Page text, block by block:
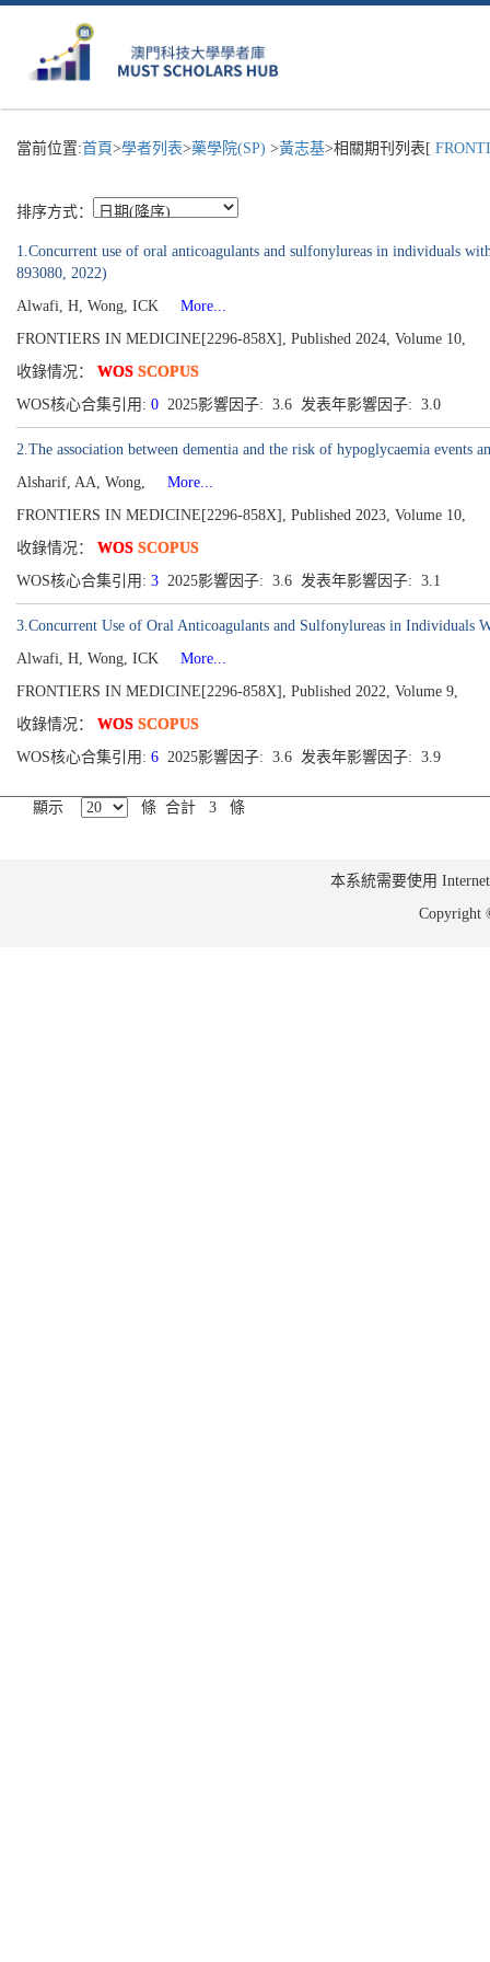
當前位置:首頁>學者列表>藥學院(SP) >黃志基>相關期刊列表[
排序方式：
1.Concurrent use of oral anticoagulants and sulfonylureas in individuals
893080, 2022)
Alwafi, H, Wong, ICK
More...
FRONTIERS IN MEDICINE[2296-858X], Published 2024, Volume 10,
收錄情况： WOS SCOPUS
WOS核心合集引用: 0 2025影響因子: 3.6 发表年影響因子: 3.0
2.The association between dementia and the risk of hypoglycaemia events
Alsharif, AA, Wong,
More...
FRONTIERS IN MEDICINE[2296-858X], Published 2023, Volume 10,
收錄情况： WOS SCOPUS
WOS核心合集引用: 3 2025影響因子: 3.6 发表年影響因子: 3.1
3.Concurrent Use of Oral Anticoagulants and Sulfonylureas in Individuals
Alwafi, H, Wong, ICK
More...
FRONTIERS IN MEDICINE[2296-858X], Published 2022, Volume 9,
收錄情况： WOS SCOPUS
WOS核心合集引用: 6 2025影響因子: 3.6 发表年影響因子: 3.9
顯示 條 合計 3 條
本系統需要使用
Copyright